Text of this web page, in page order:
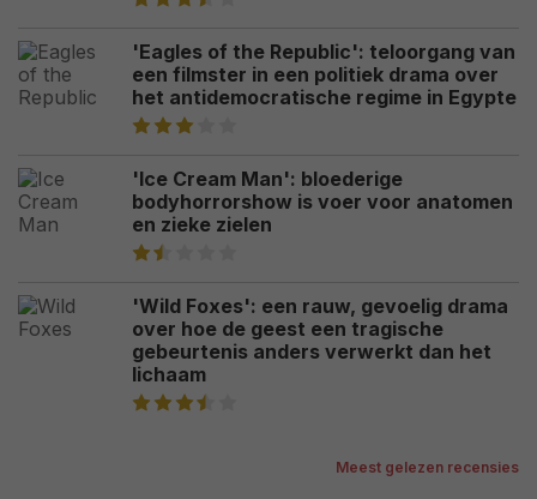
'Eagles of the Republic': teloorgang van
een filmster in een politiek drama over
het antidemocratische regime in Egypte
'Ice Cream Man': bloederige
bodyhorrorshow is voer voor anatomen
en zieke zielen
'Wild Foxes': een rauw, gevoelig drama
over hoe de geest een tragische
gebeurtenis anders verwerkt dan het
lichaam
Meest gelezen recensies